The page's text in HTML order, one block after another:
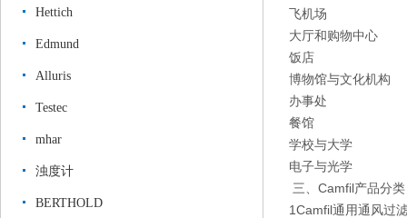
Hettich
Edmund
Alluris
Testec
mhar
浊度计
BERTHOLD
飞机场
大厅和购物中心
饭店
博物馆与文化机构
办事处
餐馆
学校与大学
电子与光学
三、Camfil产品分类
1Camfil通用通风过